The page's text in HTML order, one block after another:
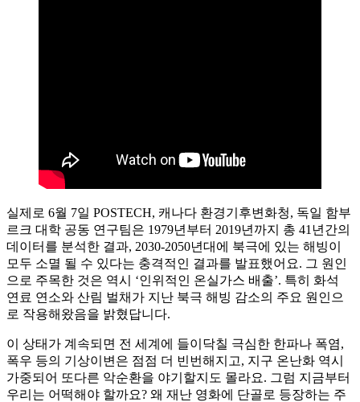
실제로 6월 7일 POSTECH, 캐나다 환경기후변화청, 독일 함부
르크 대학 공동 연구팀은 1979년부터 2019년까지 총 41년간의
데이터를 분석한 결과, 2030-2050년대에 북극에 있는 해빙이
모두 소멸 될 수 있다는 충격적인 결과를 발표했어요. 그 원인
으로 주목한 것은 역시 ‘인위적인 온실가스 배출’. 특히 화석
연료 연소와 산림 벌채가 지난 북극 해빙 감소의 주요 원인으
로 작용해왔음을 밝혔답니다.
이 상태가 계속되면 전 세계에 들이닥칠 극심한 한파나 폭염,
폭우 등의 기상이변은 점점 더 빈번해지고, 지구 온난화 역시
가중되어 또다른 악순환을 야기할지도 몰라요. 그럼 지금부터
우리는 어떡해야 할까요? 왜 재난 영화에 단골로 등장하는 주